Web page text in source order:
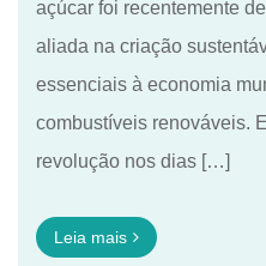
açúcar foi recentemente
aliada na criação
essenciais à economia
combustíveis renováveis.
revolução nos dias […]
Leia mais